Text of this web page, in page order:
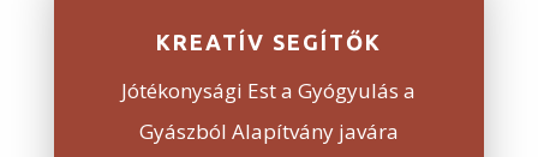
KREATÍV SEGÍTŐK
Jótékonysági Est a Gyógyulás a
Gyászból Alapítvány javára